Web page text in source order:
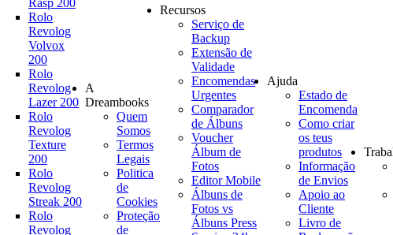
Rasp 200
Rolo
Revolog
Volvox
200
Rolo
Revolog
Lazer 200
Rolo
Revolog
Texture
200
Rolo
Revolog
Streak 200
Rolo
Revolog
A
Dreambooks
Quem
Somos
Termos
Legais
Politica
de
Cookies
Proteção
de
Recursos
Serviço de
Backup
Extensão de
Validade
Encomendas
Urgentes
Comparador
de Álbuns
Voucher
Álbum de
Fotos
Editor Mobile
Álbuns de
Fotos vs
Álbuns Press
Ajuda
Estado de
Encomenda
Como criar
os teus
produtos
Informação
de Envios
Apoio ao
Cliente
Livro de